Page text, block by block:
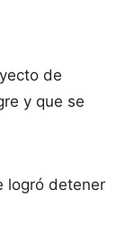
de
y que se
logró detener